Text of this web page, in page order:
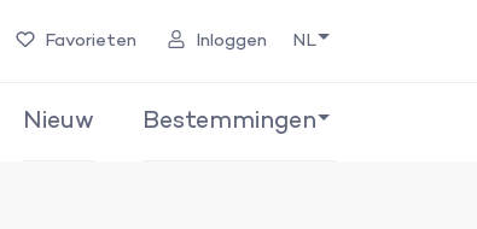
Favorieten Inloggen NL
Nieuw Bestemmingen